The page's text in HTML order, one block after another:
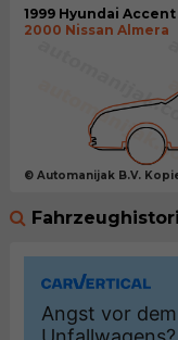
1999 Hyundai Accent
2000 Nissan Almera
© Automanijak B.V.